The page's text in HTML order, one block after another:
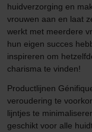
huidverzorging en
vrouwen aan en laat
werkt met meerdere
hun eigen succes
inspireren om
charisma te vinden!
Productlijnen
veroudering te
lijntjes te
geschikt voor alle